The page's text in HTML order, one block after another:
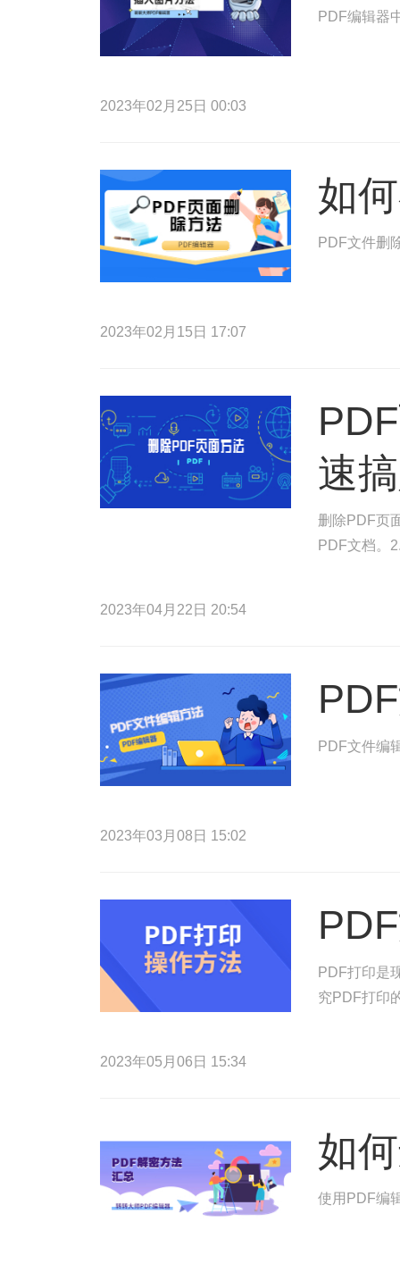
PDF编辑器
2023年02月25日 00:03
如
PDF文件删
2023年02月15日 17:07
速
删除PDF页
PDF文档。
2023年04月22日 20:54
PDF文件编
2023年03月08日 15:02
PDF打印是
究PDF打印
2023年05月06日 15:34
如
使用PDF编